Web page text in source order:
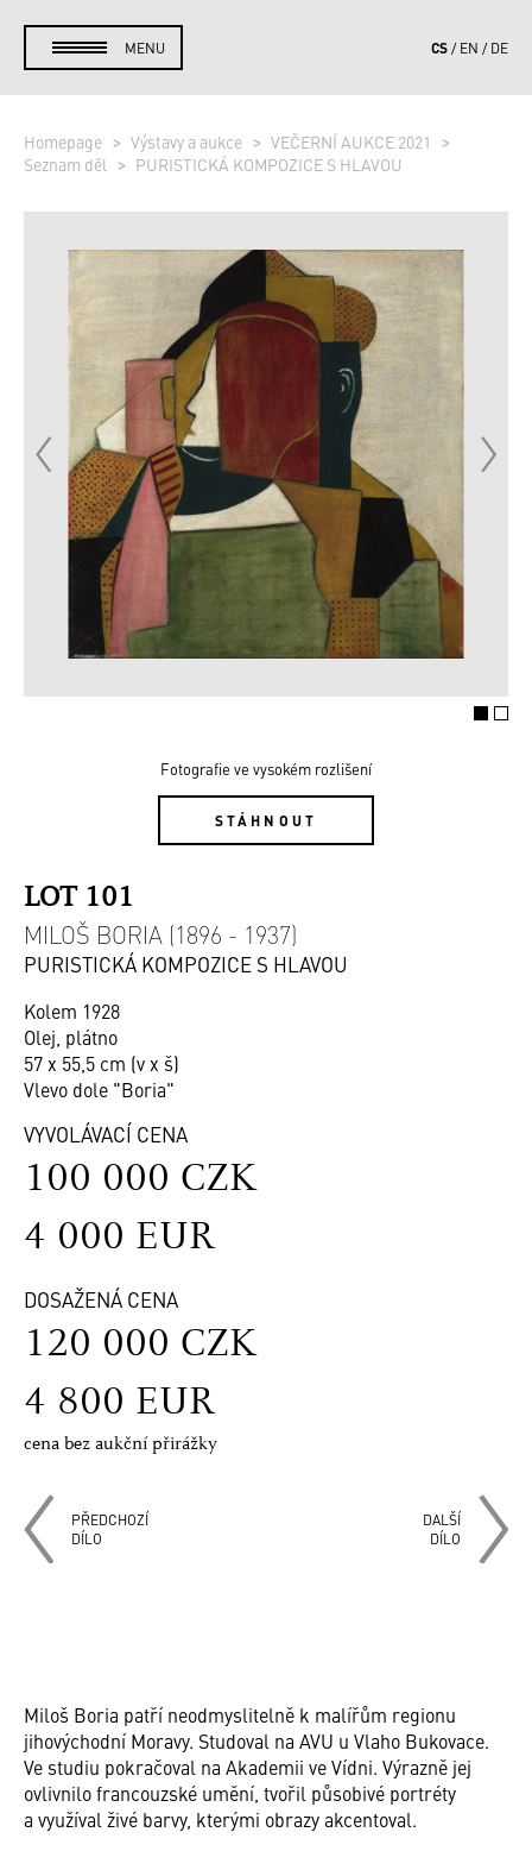
MENU CS EN DE
Homepage Výstavy a aukce
VEČERNÍ AUKCE 2021
Seznam děl
PURISTICKÁ KOMPOZICE S HLAVOU
Fotografie ve vysokém rozlišení
STÁHNOUT
LOT 101
MILOŠ BORIA (1896 - 1937)
PURISTICKÁ KOMPOZICE S HLAVOU
Kolem 1928
Olej, plátno
57 x 55,5 cm (v x š)
Vlevo dole "Boria"
VYVOLÁVACÍ CENA
100 000 CZK
4 000 EUR
DOSAŽENÁ CENA
120 000 CZK
4 800 EUR
cena bez aukční přirážky
PŘEDCHOZÍ
DÍLO
DALŠÍ
DÍLO
Miloš Boria patří neodmyslitelně k malířům regionu
jihovýchodní Moravy. Studoval na AVU u Vlaho Bukovace.
Ve studiu pokračoval na Akademii ve Vídni. Výrazně jej
ovlivnilo francouzské umění, tvořil působivé portréty
a využíval živé barvy, kterými obrazy akcentoval.